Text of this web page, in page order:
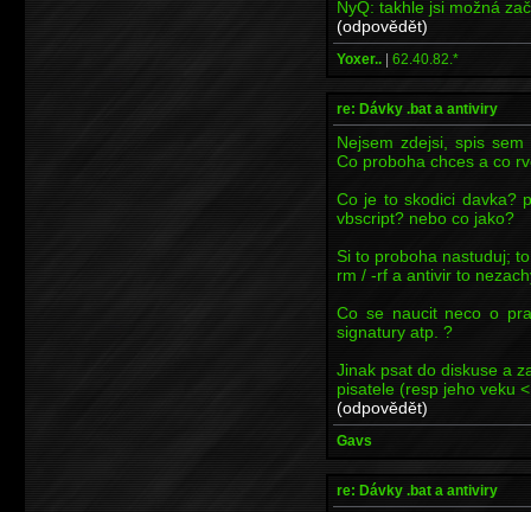
NyQ: takhle jsi možná
(odpovědět)
Yoxer.. | 62.40.82.*
re: Dávky .bat a antiviry
Nejsem zdejsi, spis
Co proboha chces a co
Co je to skodici davka?
vbscript? nebo co jako?
Si to proboha nastuduj;
rm / -rf a antivir to
Co se naucit neco o
signatury atp. ?
Jinak psat do diskuse a
pisatele (resp jeho veku
(odpovědět)
Gavs
re: Dávky .bat a antiviry